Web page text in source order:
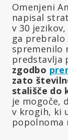
Omenjeni
napisal
v 30
ga
spremenilo
predstavlja
zgodbo
zato
stališče do
je mogoče,
v krogih, ki
popolnoma